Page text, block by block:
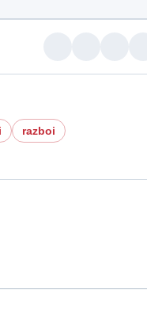
razboi